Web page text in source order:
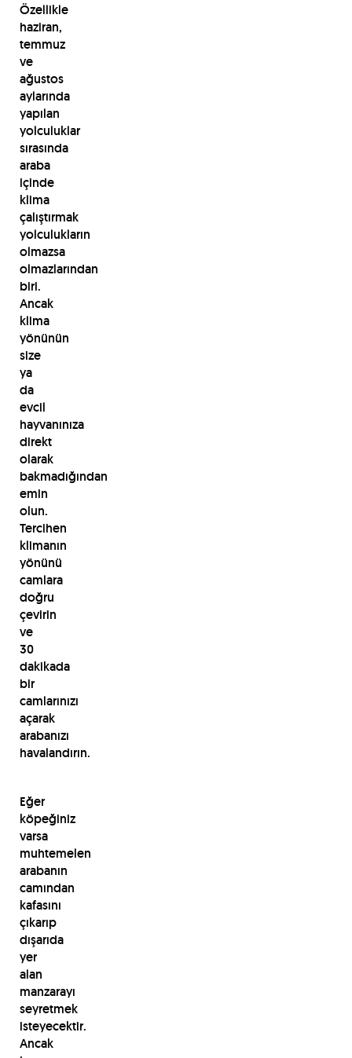
Özellikle
haziran,
temmuz
ve
ağustos
aylarında
yapılan
yolculuklar
sırasında
araba
içinde
klima
çalıştırmak
yolculukların
olmazsa
olmazlarından
biri.
Ancak
klima
yönünün
size
ya
da
evcil
hayvanınıza
direkt
olarak
bakmadığından
emin
olun.
Tercihen
klimanın
yönünü
camlara
doğru
çevirin
ve
30
dakikada
bir
camlarınızı
açarak
arabanızı
havalandırın.
Eğer
köpeğiniz
varsa
muhtemelen
arabanın
camından
kafasını
çıkarıp
dışarıda
yer
alan
manzarayı
seyretmek
isteyecektir.
Ancak